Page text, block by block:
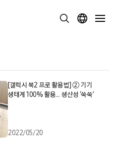
[갤럭시 북2 프로 활용법] ② 기기
생태계 100% 활용… 생산성 ‘쑥쑥’
2022/05/20